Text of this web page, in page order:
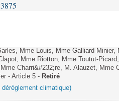
Mme Louis, Mme Galliard-
Mme Riotton, Mme Toutut-
Charri&#232;re, M. Alauzet, Mme
- Article 5 - Retiré
climatique)